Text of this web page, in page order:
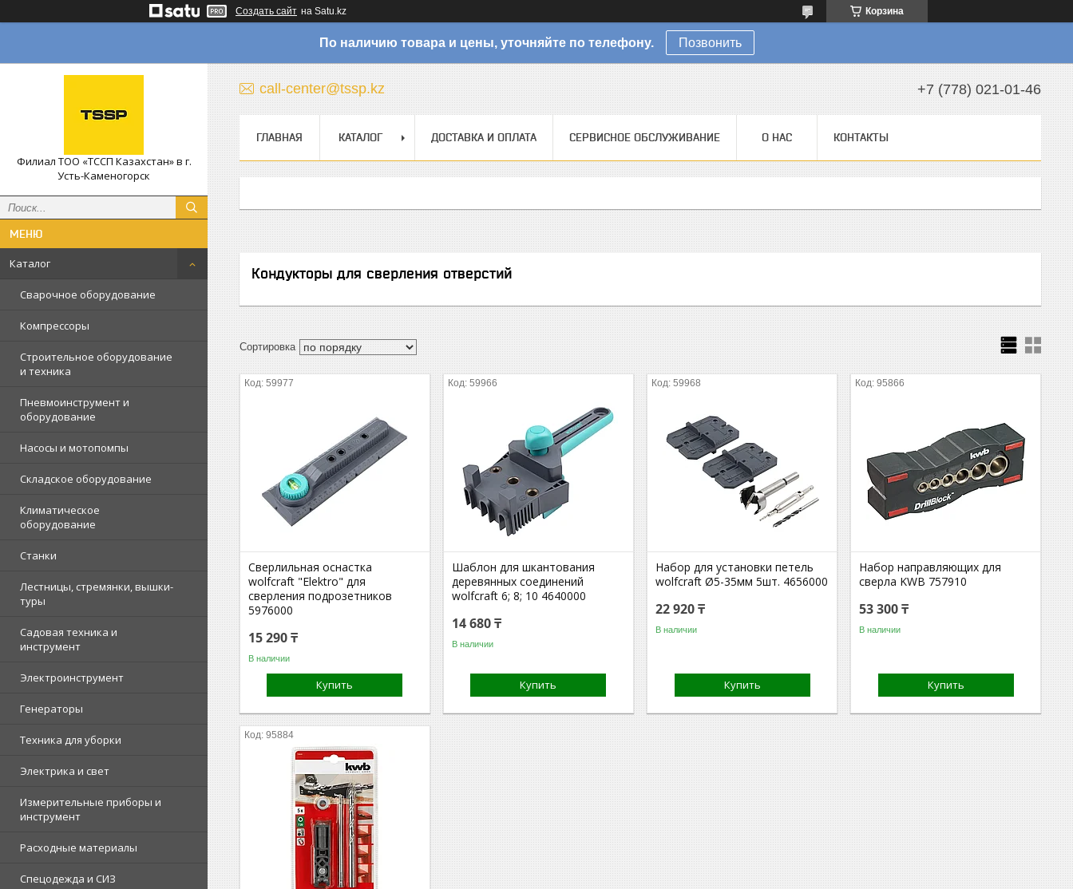
Создать сайт на Satu.kz Корзина
По наличию товара и цены, уточняйте по телефону. Позвонить
Филиал ТОО «ТССП Казахстан» в г.
Усть-Каменогорск
Каталог
Сварочное оборудование
Компрессоры
Строительное оборудование
и техника
Пневмоинструмент и
оборудование
Насосы и мотопомпы
Складское оборудование
Климатическое
оборудование
Станки
Лестницы, стремянки, вышки-
туры
Садовая техника и
инструмент
Электроинструмент
Генераторы
Техника для уборки
Электрика и свет
Измерительные приборы и
инструмент
Расходные материалы
Спецодежда и СИЗ
call-center@tssp.kz +7 (778) 021-01-46
ГЛАВНАЯ КАТАЛОГ ДОСТАВКА И ОПЛАТА СЕРВИСНОЕ ОБСЛУЖИВАНИЕ О НАС КОНТАКТЫ
Кондукторы для сверления отверстий
59977
Сверлильная оснастка
wolfcraft "Elektro" для
сверления подрозетников
5976000
15 290 ₸
В наличии
Купить
59966
Шаблон для шкантования
деревянных соединений
wolfcraft 6; 8; 10 4640000
14 680 ₸
В наличии
Купить
59968
Набор для установки петель
wolfcraft Ø5-35мм 5шт. 4656000
22 920 ₸
В наличии
Купить
95866
Набор направляющих для
сверла KWB 757910
53 300 ₸
В наличии
Купить
95884